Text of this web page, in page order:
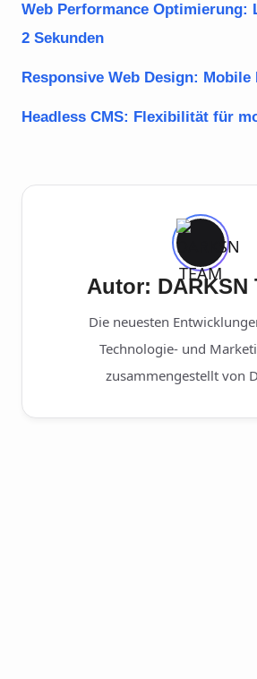
Web Performance Optimierung:
2 Sekunden
Responsive Web Design:
Headless CMS: Flexibilität für
Autor: DARKSN
Die neuesten
Technologie- und
zusammengestellt von